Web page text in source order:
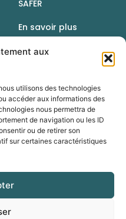
aux
utilisons des technologies
accéder aux informations des
nous permettra de
de navigation ou les ID
ou de retirer son
sur certaines caractéristiques
SAFER
En savoir plus
Contact
d’agriculture du Rhône